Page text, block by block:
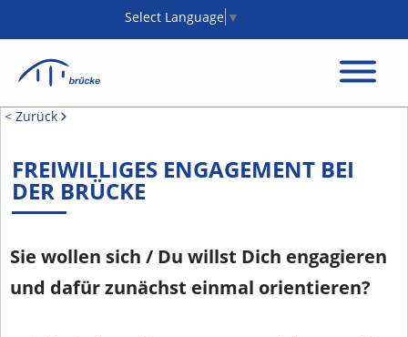
Select Language ▼
< Zurück
FREIWILLIGES ENGAGEMENT BEI
DER BRÜCKE
Sie wollen sich / Du willst Dich engagieren
und dafür zunächst einmal orientieren?